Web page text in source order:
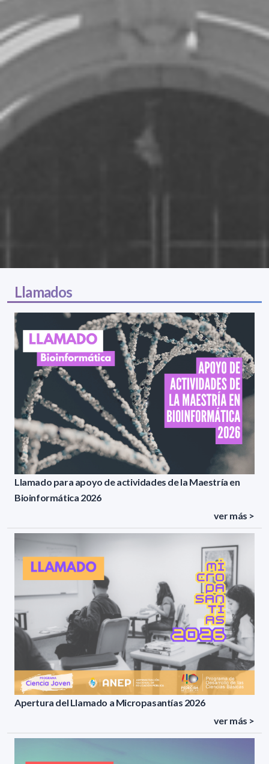
Llamados
Llamado para apoyo de actividades de la Maestría en
Bioinformática 2026
ver más >
Apertura del Llamado a Micropasantías 2026
ver más >